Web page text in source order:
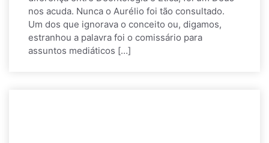
nos acuda. Nunca o Aurélio foi tão consultado.
Um dos que ignorava o conceito ou, digamos,
estranhou a palavra foi o comissário para
assuntos mediáticos […]